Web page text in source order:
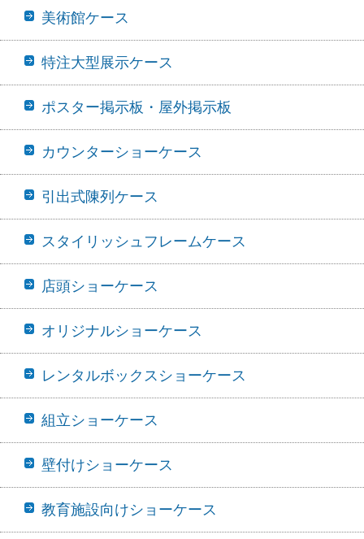
美術館ケース
特注大型展示ケース
ポスター掲示板・屋外掲示板
カウンターショーケース
引出式陳列ケース
スタイリッシュフレームケース
店頭ショーケース
オリジナルショーケース
レンタルボックスショーケース
組立ショーケース
壁付けショーケース
教育施設向けショーケース